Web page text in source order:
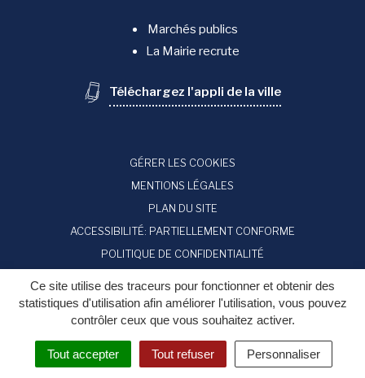
Ce site utilise des traceurs pour fonctionner et obtenir des
statistiques d'utilisation afin améliorer l'utilisation, vous pouvez
contrôler ceux que vous souhaitez activer.
Tout accepter Tout refuser Personnaliser
Marchés publics
La Mairie recrute
Téléchargez l'appli de la ville
GÉRER LES COOKIES
MENTIONS LÉGALES
PLAN DU SITE
ACCESSIBILITÉ: PARTIELLEMENT CONFORME
POLITIQUE DE CONFIDENTIALITÉ